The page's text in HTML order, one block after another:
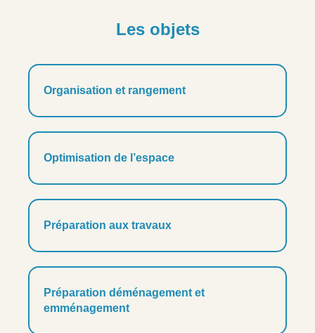
Les objets
Organisation et rangement
Optimisation de l’espace
Préparation aux travaux
Préparation déménagement et
emménagement